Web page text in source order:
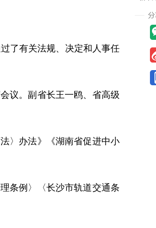
了有关法规、决定和人事任
议。副省长王一鸥、省高级
〉办法》《湖南省促进中小
条例〉〈长沙市轨道交通条